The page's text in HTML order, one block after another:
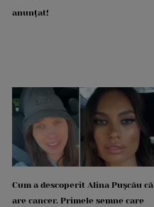
anunțat!
Cum a descoperit Alina Pușcău că
are cancer. Primele semne care